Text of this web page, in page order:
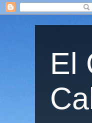
El